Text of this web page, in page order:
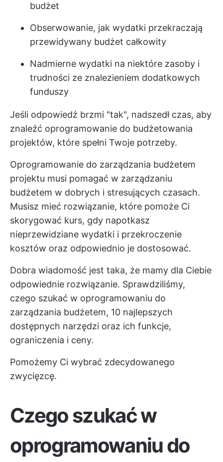
budżet
Obserwowanie, jak wydatki przekraczają
przewidywany budżet całkowity
Nadmierne wydatki na niektóre zasoby i
trudności ze znalezieniem dodatkowych
funduszy
Jeśli odpowiedź brzmi "tak", nadszedł czas, aby
znaleźć oprogramowanie do budżetowania
projektów, które spełni Twoje potrzeby.
Oprogramowanie do zarządzania budżetem
projektu musi pomagać w zarządzaniu
budżetem w dobrych i stresujących czasach.
Musisz mieć rozwiązanie, które pomoże Ci
skorygować kurs, gdy napotkasz
nieprzewidziane wydatki i przekroczenie
kosztów oraz odpowiednio je dostosować.
Dobra wiadomość jest taka, że mamy dla Ciebie
odpowiednie rozwiązanie. Sprawdziliśmy,
czego szukać w oprogramowaniu do
zarządzania budżetem, 10 najlepszych
dostępnych narzędzi oraz ich funkcje,
ograniczenia i ceny.
Pomożemy Ci wybrać zdecydowanego
zwycięzcę.
Czego szukać w
oprogramowaniu do